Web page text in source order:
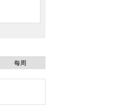
每周